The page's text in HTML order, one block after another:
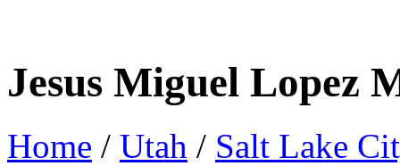
Jesus Miguel Lopez
Home / Utah / Salt Lake